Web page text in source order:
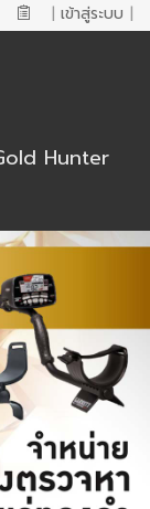
| เข้าสู่ระบบ |
Hunter